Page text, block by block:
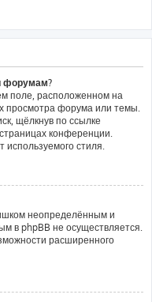
форумам?
поле, расположенном на
просмотра форума или темы.
щёлкнув по ссылке
конференции.
используемого стиля.
неопределённым и
в phpBB не осуществляется.
расширенного